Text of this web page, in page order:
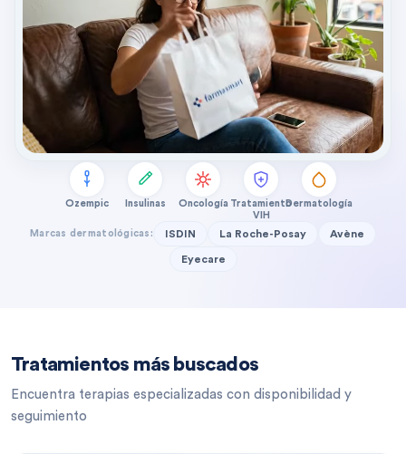
Ozempic Insulinas Oncología Tratamiento
VIH
Dermatología
Marcas dermatológicas: ISDIN La Roche-Posay Avène
Eyecare
Tratamientos más buscados
Encuentra terapias especializadas con disponibilidad y
seguimiento